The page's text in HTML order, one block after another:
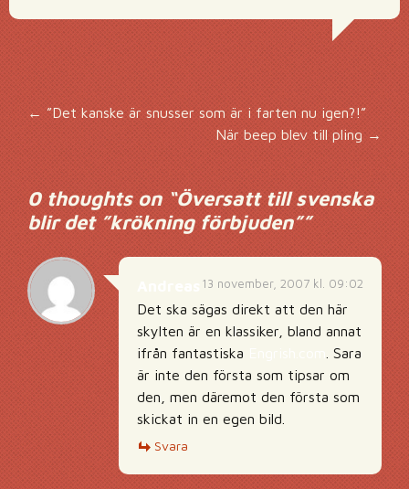
Inläggsnavigering
← ”Det kanske är snusser som är i farten nu igen?!”
När beep blev till pling→
0 thoughts on “Översatt till svenska
blir det ”krökning förbjuden””
13 november, 2007 kl. 09:02
Det ska sägas direkt att den här
skylten är en klassiker, bland annat
ifrån fantastiska
. Sara
är inte den första som tipsar om
den, men däremot den första som
skickat in en egen bild.
Svara